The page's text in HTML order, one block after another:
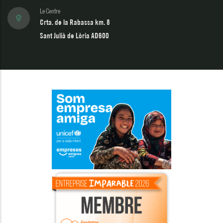
Le Centre
Crta. de la Rabassa km. 8
Sant Julià de Lòria AD600